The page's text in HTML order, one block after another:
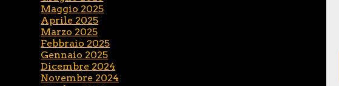
Maggio 2025
Aprile 2025
Marzo 2025
Febbraio 2025
Gennaio 2025
Dicembre 2024
Novembre 2024